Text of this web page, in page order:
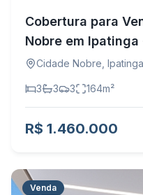
Cobertura para
Nobre em Ipatinga
Cidade Nobre Ipatinga
3 3 3 164m²
R$ 1.460.000
Venda